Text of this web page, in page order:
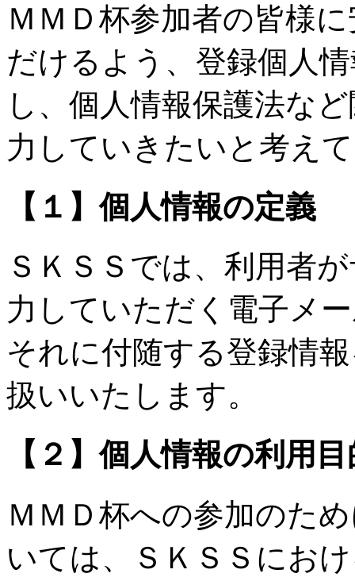
ＭＭＤ杯参加者の皆様
だけるよう、登録個人
し、個人情報保護法な
力していきたいと考え
【１】個人情報の定義
ＳＫＳＳでは、利用者
力していただく電子メ
それに付随する登録情
扱いいたします。
【２】個人情報の利用
ＭＭＤ杯への参加のた
いては、ＳＫＳＳにお